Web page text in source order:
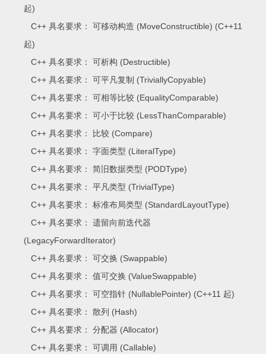
起)
C++ 具名要求： 可移动构造 (MoveConstructible) (C++11
起)
C++ 具名要求： 可析构 (Destructible)
C++ 具名要求： 可平凡复制 (TriviallyCopyable)
C++ 具名要求： 可相等比较 (EqualityComparable)
C++ 具名要求： 可小于比较 (LessThanComparable)
C++ 具名要求： 比较 (Compare)
C++ 具名要求： 字面类型 (LiteralType)
C++ 具名要求： 简旧数据类型 (PODType)
C++ 具名要求： 平凡类型 (TrivialType)
C++ 具名要求： 标准布局类型 (StandardLayoutType)
C++ 具名要求： 遗留向前迭代器
(LegacyForwardIterator)
C++ 具名要求： 可交换 (Swappable)
C++ 具名要求： 值可交换 (ValueSwappable)
C++ 具名要求： 可空指针 (NullablePointer) (C++11 起)
C++ 具名要求： 散列 (Hash)
C++ 具名要求： 分配器 (Allocator)
C++ 具名要求： 可调用 (Callable)